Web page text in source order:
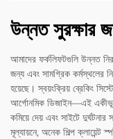
উন্নত সুরক্ষার
আমাদের ফর্কলিফটগুলি উন্নত
জন্য এবং সামগ্রিক কর্মস্থলের
হয়েছে। স্বয়ংক্রিয় ব্রেকিং
আর্গোনমিক ডিজাইন—এই একীভূত
কমিয়ে দেয় এবং সাইটে
মূল্যায়নে, অনেক শিল্প ক্লায়েন্ট